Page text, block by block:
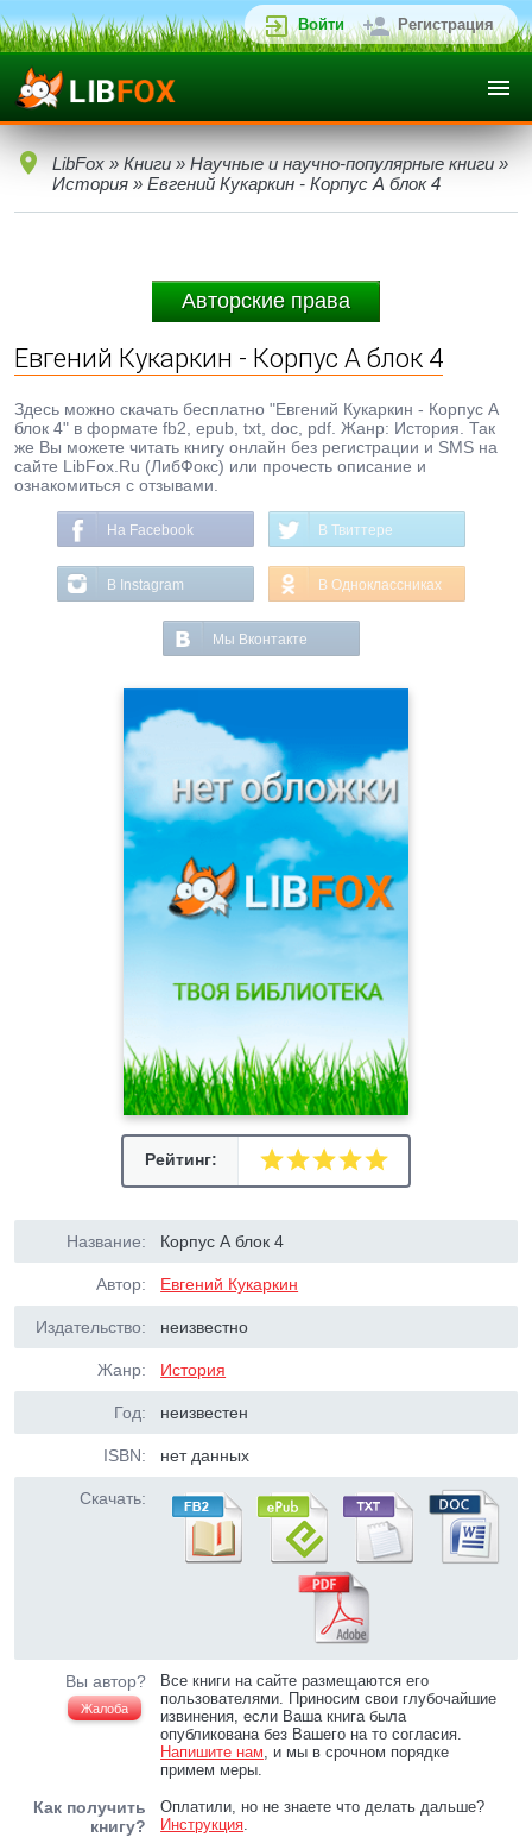
Войти Регистрация
LibFox » Книги » Научные и научно-популярные книги »
История » Евгений Кукаркин - Корпус А блок 4
Авторские права
Евгений Кукаркин - Корпус А блок 4
Здесь можно скачать бесплатно "Евгений Кукаркин - Корпус А
блок 4" в формате fb2, epub, txt, doc, pdf. Жанр: История. Так
же Вы можете читать книгу онлайн без регистрации и SMS на
сайте LibFox.Ru (ЛибФокс) или прочесть описание и
ознакомиться с отзывами.
На Facebook В Твиттере
В Instagram В Одноклассниках
Мы Вконтакте
Рейтинг:
Название: Корпус А блок 4
Автор: Евгений Кукаркин
Издательство: неизвестно
Жанр: История
Год: неизвестен
ISBN: нет данных
Скачать:
Вы автор?
Жалоба
Все книги на сайте размещаются его
пользователями. Приносим свои глубочайшие
извинения, если Ваша книга была
опубликована без Вашего на то согласия.
Напишите нам, и мы в срочном порядке
примем меры.
Как получить
книгу?
Оплатили, но не знаете что делать дальше?
Инструкция.